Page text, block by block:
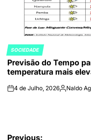
POSTED
IN
SOCIEDADE
Previsão do Tempo
temperatura mais
on4 de Julho, 2026Publicado
Naldo
Previous: